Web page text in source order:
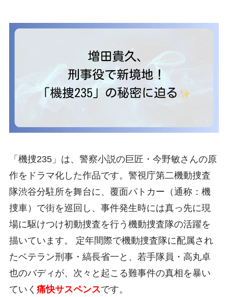
「機捜235」は、警察小説の巨匠・今野敏さんの原
作をドラマ化した作品です。警視庁第二機動捜査
隊渋谷分駐所を舞台に、覆面パトカー（通称：機
捜車）で街を巡回し、事件発生時には真っ先に現
場に駆けつけ初動捜査を行う機動捜査隊の活躍を
描いています。 定年間際で機動捜査隊に配属され
たベテラン刑事・縞長省一と、若手隊員・高丸卓
也のバディが、次々と起こる難事件の真相を暴い
ていく 痛快サスペンスです。